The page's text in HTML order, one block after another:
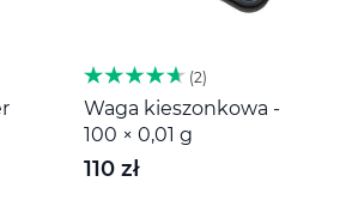
2
Waga kieszonkowa -
100 × 0,01 g
110 zł